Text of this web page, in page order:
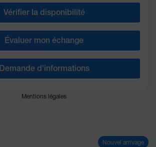
Vérifier la disponibilité
Évaluer mon échange
Demande d'informations
Mentions légales
Nouvel arrivage